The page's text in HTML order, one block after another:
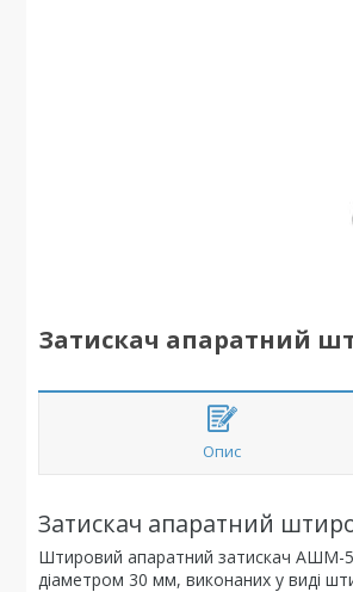
Затискач апаратний
Опис
Затискач апаратний
Штировий апаратний затискач АШМ-5-
діаметром 30 мм, виконаних у виді